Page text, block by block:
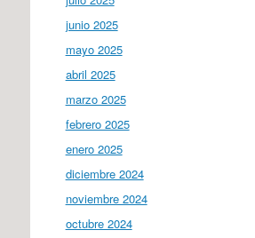
junio 2025
mayo 2025
abril 2025
marzo 2025
febrero 2025
enero 2025
diciembre 2024
noviembre 2024
octubre 2024